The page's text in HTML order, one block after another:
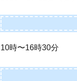
10時〜16時30分